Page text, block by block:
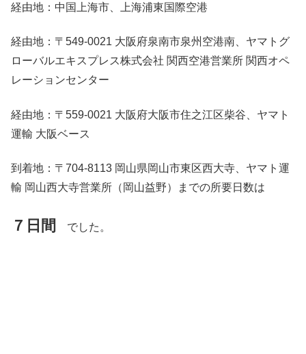
経由地：中国上海市、上海浦東国際空港
経由地：〒549-0021 大阪府泉南市泉州空港南、ヤマトグ
ローバルエキスプレス株式会社 関西空港営業所 関西オペ
レーションセンター
経由地：〒559-0021 大阪府大阪市住之江区柴谷、ヤマト
運輸 大阪ベース
到着地：〒704-8113 岡山県岡山市東区西大寺、ヤマト運
輸 岡山西大寺営業所（岡山益野）までの所要日数は
７ 日間 でした。